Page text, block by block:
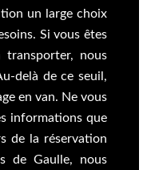
un large choix
Si vous êtes
transporter, nous
delà de ce seuil,
en van. Ne vous
informations que
de la réservation
de Gaulle, nous